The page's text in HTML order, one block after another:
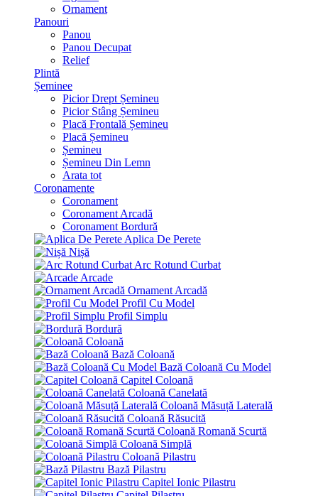
Ornament
Panouri
Panou
Panou Decupat
Relief
Plintă
Șeminee
Picior Drept Șemineu
Picior Stâng Șemineu
Placă Frontală Șemineu
Placă Șemineu
Șemineu
Șemineu Din Lemn
Arata tot
Coronamente
Coronament
Coronament Arcadă
Coronament Bordură
Aplica De Perete
Nișă
Arc Rotund Curbat
Arcade
Ornament Arcadă
Profil Cu Model
Profil Simplu
Bordură
Coloană
Bază Coloană
Bază Coloană Cu Model
Capitel Coloană
Coloană Canelată
Coloană Măsuță Laterală
Coloană Răsucită
Coloană Romană Scurtă
Coloană Simplă
Coloană Pilastru
Bază Pilastru
Capitel Ionic Pilastru